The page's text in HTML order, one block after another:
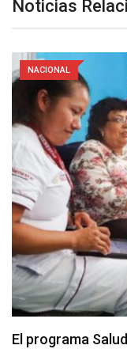
Noticias
NACIONAL
El programa